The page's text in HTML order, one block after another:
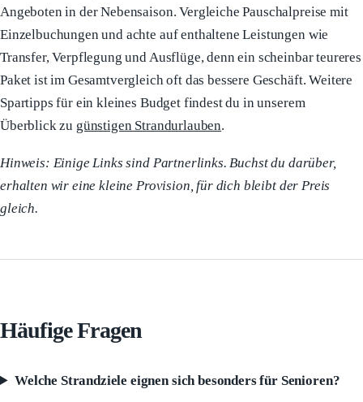
Angeboten in der Nebensaison. Vergleiche Pauschalpreise mit
Einzelbuchungen und achte auf enthaltene Leistungen wie
Transfer, Verpflegung und Ausflüge, denn ein scheinbar teureres
Paket ist im Gesamtvergleich oft das bessere Geschäft. Weitere
Spartipps für ein kleines Budget findest du in unserem
Überblick zu günstigen Strandurlauben.
Hinweis: Einige Links sind Partnerlinks. Buchst du darüber,
erhalten wir eine kleine Provision, für dich bleibt der Preis
gleich.
Häufige Fragen
Welche Strandziele eignen sich besonders für Senioren?